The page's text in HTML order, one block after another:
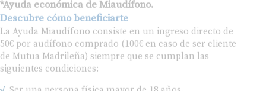
Descubre cómo beneficiarte
La Ayuda Miaudífono consiste en un ingreso directo de
50€ por audífono comprado (100€ en caso de ser cliente
de Mutua Madrileña) siempre que se cumplan las
siguientes condiciones: